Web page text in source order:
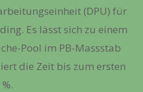
(DPU) für
Es lässt sich zu einem
Pool im PB-Massstab
die Zeit bis zum ersten